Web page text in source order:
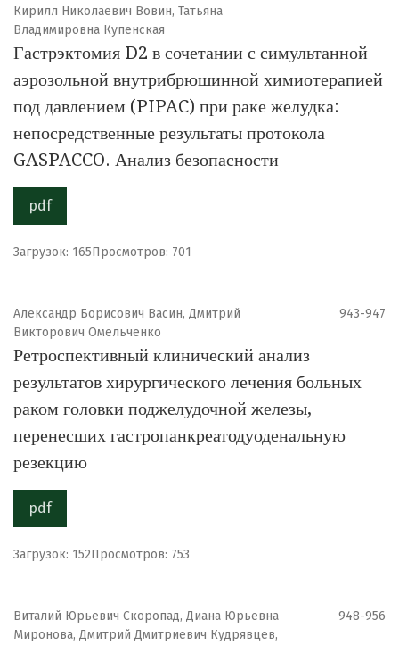
Кирилл Николаевич Вовин, Татьяна
Владимировна Купенская
Гастрэктомия D2 в сочетании с симультанной
аэрозольной внутрибрюшинной химиотерапией
под давлением (PIPAC) при раке желудка:
непосредственные результаты протокола
GASPACCO. Анализ безопасности
pdf
Загрузок: 165Просмотров: 701
Александр Борисович Васин, Дмитрий
Викторович Омельченко
943-947
Ретроспективный клинический анализ
результатов хирургического лечения больных
раком головки поджелудочной железы,
перенесших гастропанкреатодуоденальную
резекцию
pdf
Загрузок: 152Просмотров: 753
Виталий Юрьевич Скоропад, Диана Юрьевна
Миронова, Дмитрий Дмитриевич Кудрявцев,
948-956